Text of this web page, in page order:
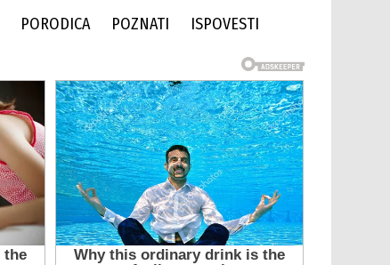
PORODICA POZNATI ISPOVESTI